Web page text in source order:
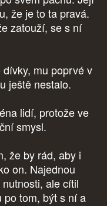
že je to ta pravá.
zatouží, se s ní
mu poprvé v
ještě nestalo.
lidí, protože ve
smysl.
že by rád, aby i
on. Najednou
ale cítil
po tom, být s ní a